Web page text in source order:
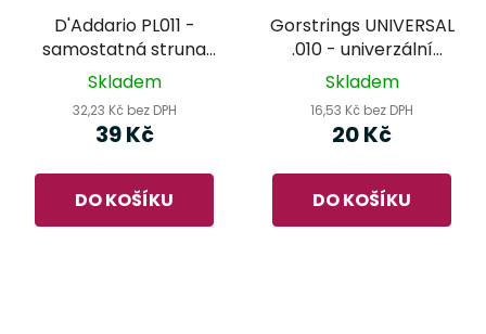
D'Addario PL011 -
samostatná struna
pro kytaru
Skladem
32,23 Kč bez DPH
39 Kč
DO KOŠÍKU
Gorstrings UNIVERSAL
.010 - univerzální
kusová struna
Skladem
16,53 Kč bez DPH
20 Kč
DO KOŠÍKU